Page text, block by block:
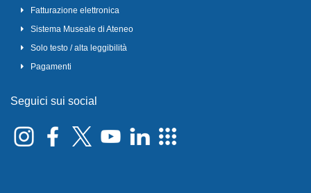
Fatturazione elettronica
Sistema Museale di Ateneo
Solo testo / alta leggibilità
Pagamenti
Seguici sui social